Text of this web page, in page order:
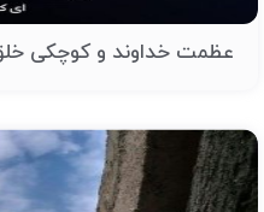
عظمت خداوند و کوچکی خلق